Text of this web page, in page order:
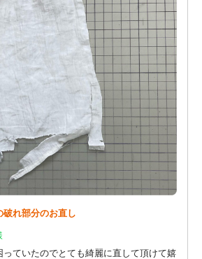
れ部分のお直し
ていたのでとても綺麗に直して頂けて嬉